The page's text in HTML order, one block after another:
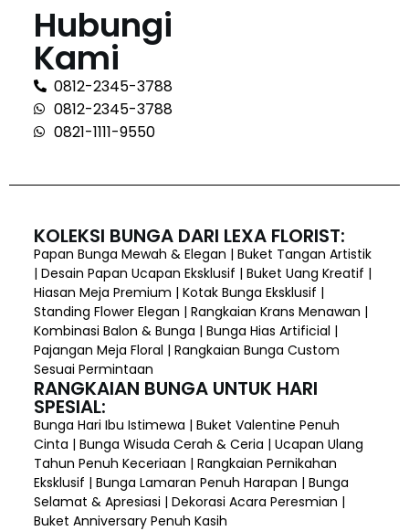
Hubungi
Kami
0812-2345-3788
0812-2345-3788
0821-1111-9550
KOLEKSI BUNGA DARI LEXA FLORIST:
Papan Bunga Mewah & Elegan | Buket Tangan Artistik
| Desain Papan Ucapan Eksklusif | Buket Uang Kreatif |
Hiasan Meja Premium | Kotak Bunga Eksklusif |
Standing Flower Elegan | Rangkaian Krans Menawan |
Kombinasi Balon & Bunga | Bunga Hias Artificial |
Pajangan Meja Floral | Rangkaian Bunga Custom
Sesuai Permintaan
RANGKAIAN BUNGA UNTUK HARI
SPESIAL:
Bunga Hari Ibu Istimewa | Buket Valentine Penuh
Cinta | Bunga Wisuda Cerah & Ceria | Ucapan Ulang
Tahun Penuh Keceriaan | Rangkaian Pernikahan
Eksklusif | Bunga Lamaran Penuh Harapan | Bunga
Selamat & Apresiasi | Dekorasi Acara Peresmian |
Buket Anniversary Penuh Kasih